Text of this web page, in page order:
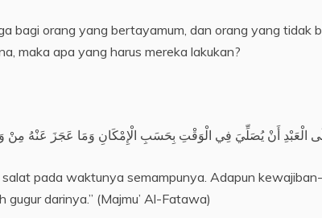
bagi orang yang bertayamum, dan orang yang tidak
maka apa yang harus mereka lakukan?
pada waktunya semampunya. Adapun kewajiban-
darinya.” (Majmu’ Al-Fatawa)